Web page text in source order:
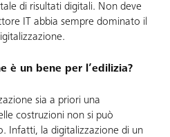
di risultati digitali. Non deve
IT abbia sempre dominato il
è un bene per l’edilizia?
sia a priori una
costruzioni non si può
Infatti, la digitalizzazione di un